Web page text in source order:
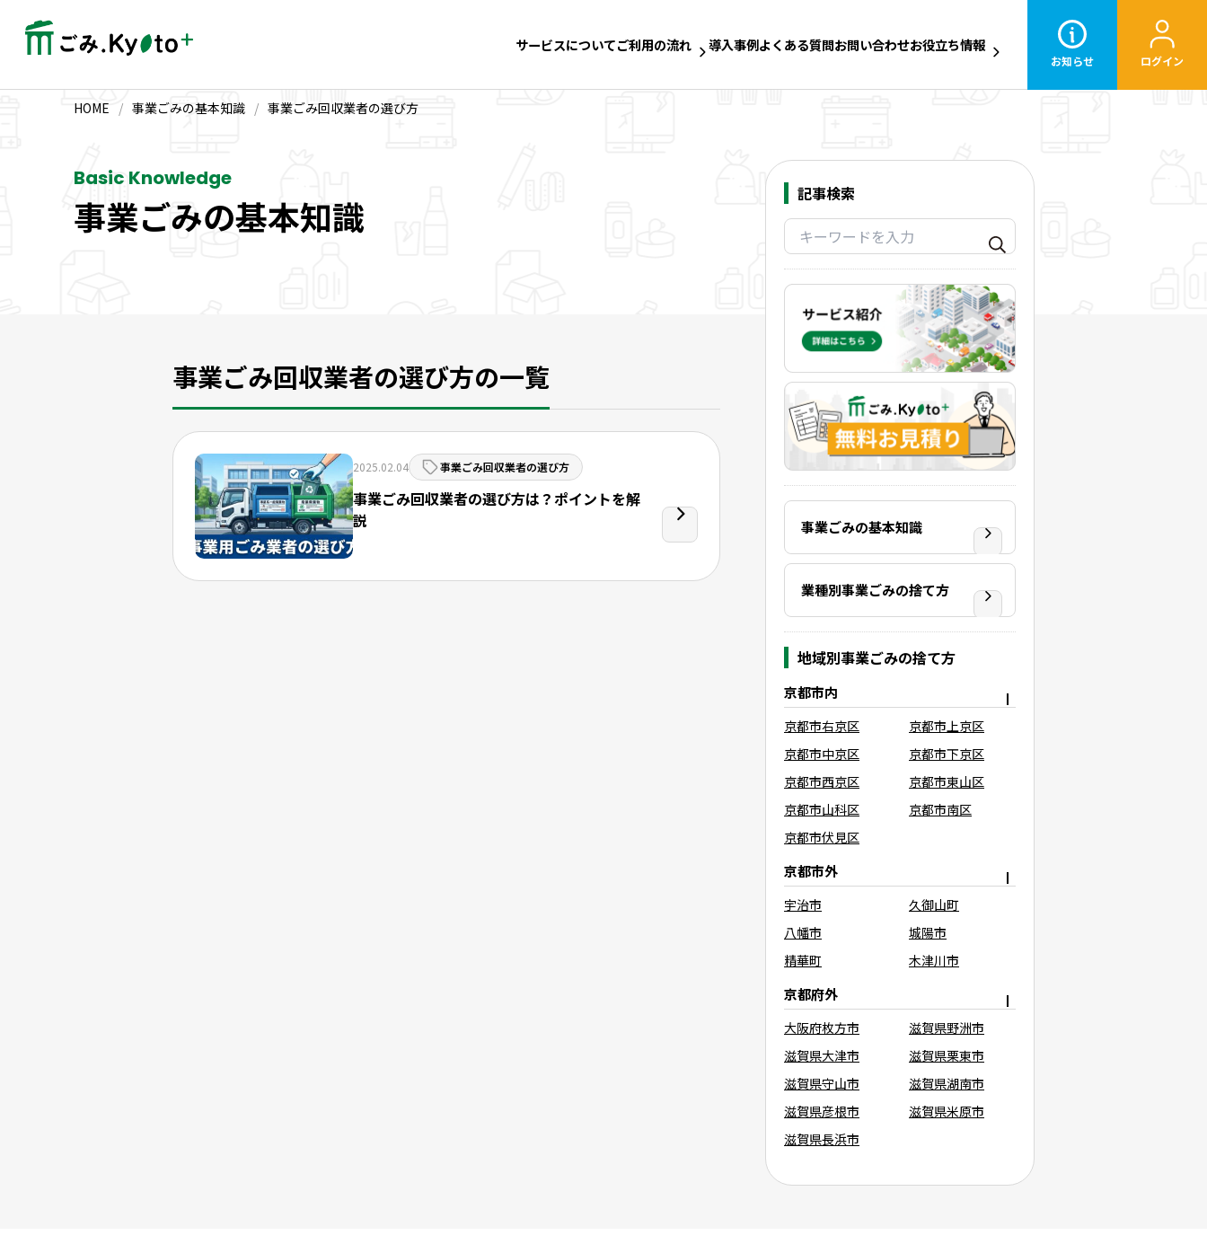
サービスについてご利用の流れ 導入事例よくある質問お問い合わせお役立ち情報
お知らせ ログイン
HOME / 事業ごみの基本知識 / 事業ごみ回収業者の選び方
Basic Knowledge
事業ごみの基本知識
事業ごみ回収業者の選び方の一覧
2025.02.04 事業ごみ回収業者の選び方
事業ごみ回収業者の選び方は？ポイントを解
説
記事検索
事業ごみの基本知識
業種別事業ごみの捨て方
地域別事業ごみの捨て方
京都市内
京都市右京区
京都市上京区
京都市中京区
京都市下京区
京都市西京区
京都市東山区
京都市山科区
京都市南区
京都市伏見区
京都市外
宇治市
久御山町
八幡市
城陽市
精華町
木津川市
京都府外
大阪府枚方市
滋賀県野洲市
滋賀県大津市
滋賀県栗東市
滋賀県守山市
滋賀県湖南市
滋賀県彦根市
滋賀県米原市
滋賀県長浜市